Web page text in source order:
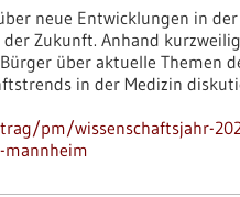
neue Entwicklungen in
Zukunft. Anhand
über aktuelle Themen
in der Medizin
pm/wissenschaftsjahr-
mannheim